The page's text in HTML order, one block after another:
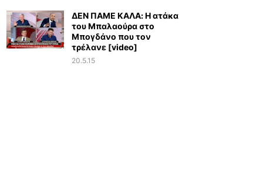
ΔΕΝ ΠΑΜΕ ΚΑΛΑ: Η ατάκα
του Μπαλαούρα στο
Μπογδάνο που τον
τρέλανε [video]
20.5.15